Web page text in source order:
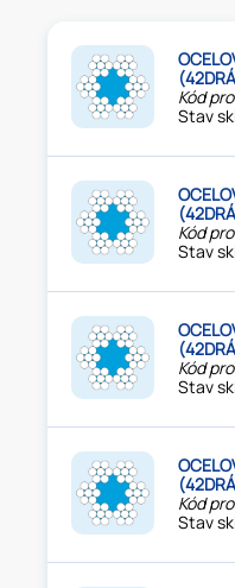
Kód
Stav
Kód
Stav
Kód
Stav
Kód
Stav